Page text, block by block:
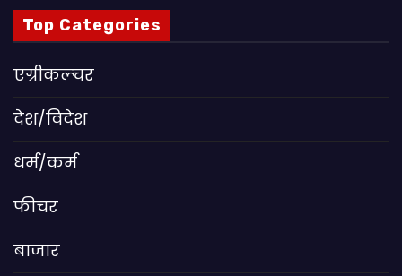
Top Categories
एग्रीकल्चर
देश/विदेश
धर्म/कर्म
फीचर
बाजार